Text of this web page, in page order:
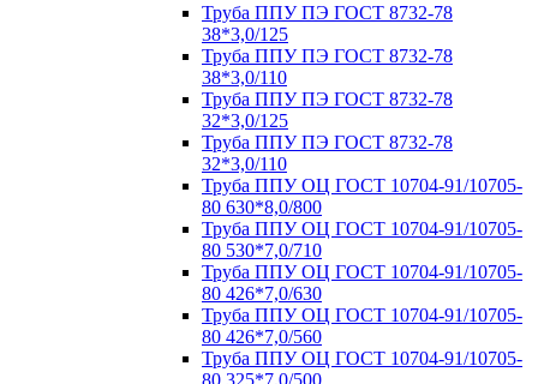
Труба ППУ ПЭ ГОСТ 8732-78
38*3,0/125
Труба ППУ ПЭ ГОСТ 8732-78
38*3,0/110
Труба ППУ ПЭ ГОСТ 8732-78
32*3,0/125
Труба ППУ ПЭ ГОСТ 8732-78
32*3,0/110
Труба ППУ ОЦ ГОСТ 10704-91/10705-
80 630*8,0/800
Труба ППУ ОЦ ГОСТ 10704-91/10705-
80 530*7,0/710
Труба ППУ ОЦ ГОСТ 10704-91/10705-
80 426*7,0/630
Труба ППУ ОЦ ГОСТ 10704-91/10705-
80 426*7,0/560
Труба ППУ ОЦ ГОСТ 10704-91/10705-
80 325*7,0/500